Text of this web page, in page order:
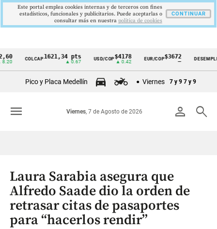
Cintillo
Colombia
COLCAP1621,34 pts
▲ 0.67
USD/COP $4178
▲ 0.42
EUR/COP$3672 DESEMPLEO
▼
Pico y Placa Medellín Viernes 7 y 9 7 y 9
person search
Viernes, 7 de Agosto de 2026
menu
Laura Sarabia asegura que
Alfredo Saade dio la orden de
retrasar citas de pasaportes
para “hacerlos rendir”
Este portal emplea cookies internas y de terceros con fines
estadísticos, funcionales y publicitarios. Puede aceptarlas o
consultar más en nuestra politica de cookies
CONTINUAR